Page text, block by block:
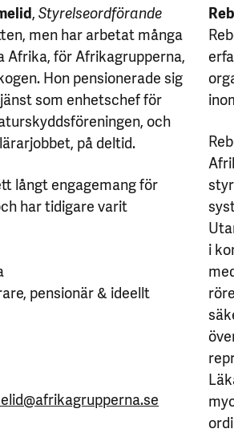
,Styrelseordförande
men har arbetat många
Afrika, för Afrikagrupperna,
Hon pensionerade sig
som enhetschef för
och
på deltid.
långt engagemang för
har tidigare varit
pensionär & ideellt
i